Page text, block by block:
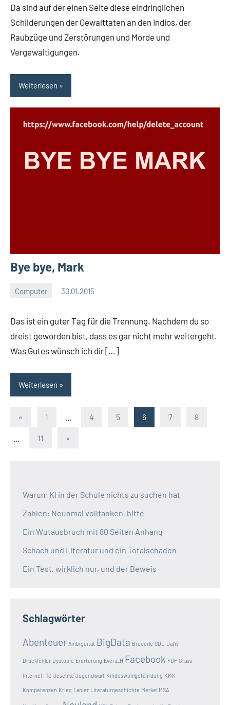
Da sind auf der einen Seite diese eindringlichen
Schilderungen der Gewalttaten an den Indios, der
Raubzüge und Zerstörungen und Morde und
Vergewaltigungen.
Weiterlesen
Bye bye, Mark
Computer 30.01.2015
Moutard
Das ist ein guter Tag für die Trennung. Nachdem du so
dreist geworden bist, dass es gar nicht mehr weitergeht.
Was Gutes wünsch ich dir […]
Weiterlesen
Seitennummerierung
« Vorherige
1 4 5 6 7 8
11
Nächste
»
Warum KI in der Schule nichts zu suchen hat
Zahlen: Neunmal volltanken, bitte
Ein Wutausbruch mit 80 Seiten Anhang
Schach und Literatur und ein Totalschaden
Ein Test, wirklich nur, und der Beweis
Schlagwörter
Abenteuer Ambiguität BigData Brüderle CDU Dativ
Druckfehler Dystopie Erörterung Evers_H Facebook FDP Grass
Internet ITG Jeschke Jugendwart Kindeswohlgefährdung KMK
Kompetenzen Krieg Lanier Literaturgeschichte Merkel MSA